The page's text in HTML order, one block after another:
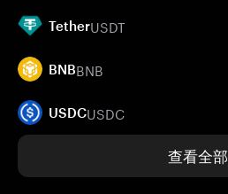
TetherUSDT
BNBBNB
USDCUSDC
查看全部